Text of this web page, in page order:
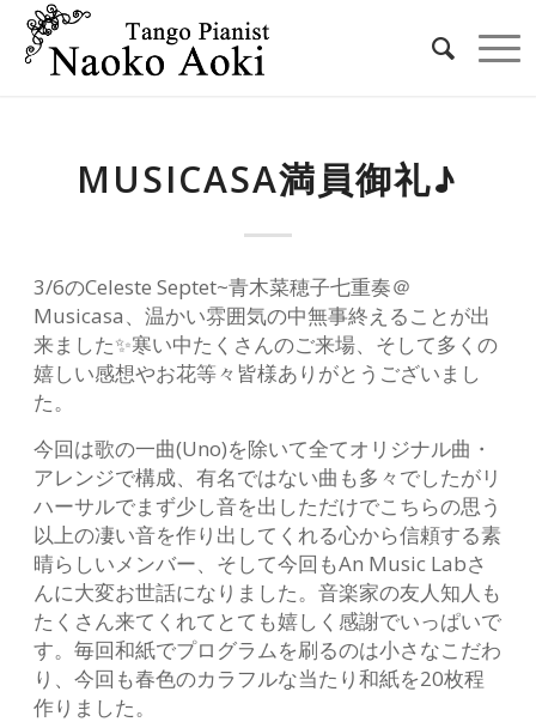
MUSICASA満員御礼♪
3/6のCeleste Septet~青木菜穂子七重奏＠
Musicasa、温かい雰囲気の中無事終えることが出
来ました✨寒い中たくさんのご来場、そして多くの
嬉しい感想やお花等々皆様ありがとうございまし
た。
今回は歌の一曲(Uno)を除いて全てオリジナル曲・
アレンジで構成、有名ではない曲も多々でしたがリ
ハーサルでまず少し音を出しただけでこちらの思う
以上の凄い音を作り出してくれる心から信頼する素
晴らしいメンバー、そして今回もAn Music Labさ
んに大変お世話になりました。音楽家の友人知人も
たくさん来てくれてとても嬉しく感謝でいっぱいで
す。毎回和紙でプログラムを刷るのは小さなこだわ
り、今回も春色のカラフルな当たり和紙を20枚程
作りました。